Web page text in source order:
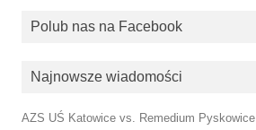
Polub nas na Facebook
Najnowsze wiadomości
AZS UŚ Katowice vs. Remedium Pyskowice